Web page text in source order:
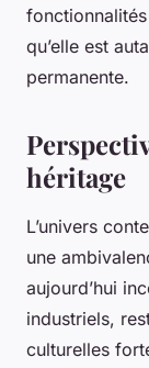
qu’elle est
permanente.
héritage
L’univers
une
aujourd’hui
industriels,
culturelles